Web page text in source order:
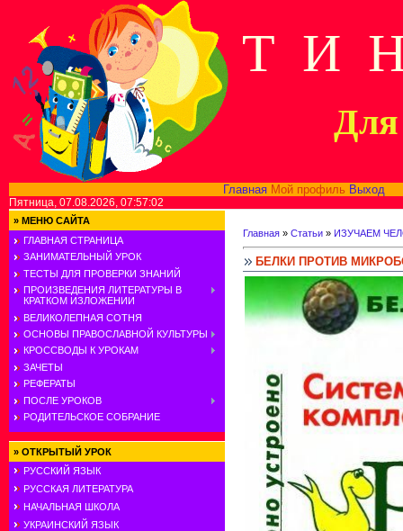
Т И
Для
Главная Мой профиль Выход
Пятница, 07.08.2026, 07:57:02
» МЕНЮ САЙТА
ГЛАВНАЯ СТРАНИЦА
ЗАНИМАТЕЛЬНЫЙ УРОК
ТЕСТЫ ДЛЯ ПРОВЕРКИ ЗНАНИЙ
ПРОИЗВЕДЕНИЯ ЛИТЕРАТУРЫ В
КРАТКОМ ИЗЛОЖЕНИИ
ВЕЛИКОЛЕПНАЯ СОТНЯ
ОСНОВЫ ПРАВОСЛАВНОЙ КУЛЬТУРЫ
КРОССВОДЫ К УРОКАМ
ЗАЧЕТЫ
РЕФЕРАТЫ
ПОСЛЕ УРОКОВ
РОДИТЕЛЬСКОЕ СОБРАНИЕ
» ОТКРЫТЫЙ УРОК
РУССКИЙ ЯЗЫК
РУССКАЯ ЛИТЕРАТУРА
НАЧАЛЬНАЯ ШКОЛА
УКРАИНСКИЙ ЯЗЫК
Главная » Статьи » ИЗУЧАЕМ
БЕЛКИ ПРОТИВ